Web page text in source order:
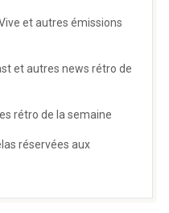
et autres émissions
et autres news rétro de
rétro de la semaine
réservées aux